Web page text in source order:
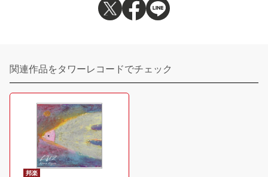
関連作品をタワーレコードでチェック
邦楽